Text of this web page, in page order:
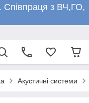
Співпраця з ВЧ,ГО,
Акустичні системи